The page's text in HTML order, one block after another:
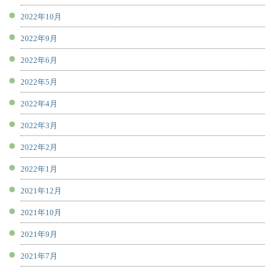
2022年10月
2022年9月
2022年6月
2022年5月
2022年4月
2022年3月
2022年2月
2022年1月
2021年12月
2021年10月
2021年9月
2021年7月